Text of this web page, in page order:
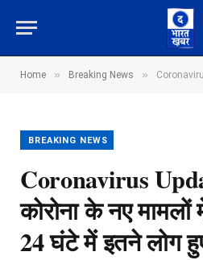
Home » Breaking News » Coronavirus Update:
BREAKING NEWS
Coronavirus
कोरोना के नए मामलों
24 घंटे में इतने लोग